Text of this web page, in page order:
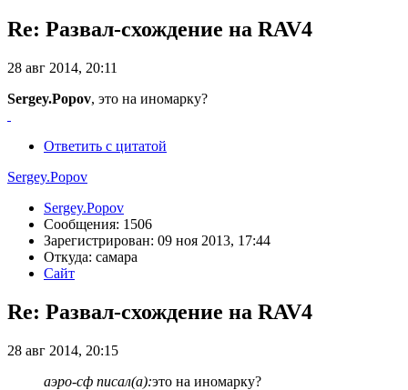
Re: Развал-схождение на RAV4
28 авг 2014, 20:11
Sergey.Popov, это на иномарку?
Ответить с цитатой
Sergey.Popov
Sergey.Popov
Сообщения: 1506
Зарегистрирован: 09 ноя 2013, 17:44
Откуда: самара
Сайт
Re: Развал-схождение на RAV4
28 авг 2014, 20:15
аэро-сф писал(а):это на иномарку?